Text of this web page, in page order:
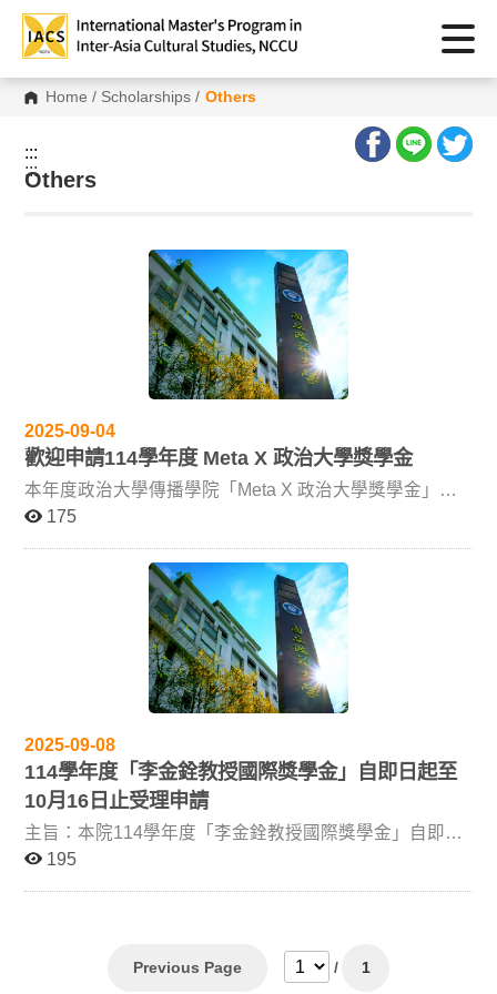
Home / Scholarships / Others
:::
:::
Others
2025-09-04
歡迎申請114學年度 Meta X 政治大學獎學金
本年度政治大學傳播學院「Meta X 政治大學獎學金」自
114 年 9 月 3 日受理申請，至 114 年 11 月 7 日（星期
班學位論文獎學金 申請人研究主題需與大數據、元宇
宙、人工智慧或社群媒體等相關議題有關。獎學金設置辦
法、名額與金額、相關規定，請詳閱附件 「Meta X 政治
大學獎學金設置要點」；申請表格亦附於本文附件。 本
學程可推薦候選人名額如下： 碩士學位獎學金：至多推
刊發表論文獎學金：至多推薦 4 名 申請方式 有意申請的
同學，請於 114 年 11 月 7 日（星期五）中午 12:00 前，
將下列資料整併為 PDF 檔，以 email 寄
至 kohan@nccu.edu.tw 陳小姐收： 推薦表 論文或期刊內
文相關資料 本學程將依實際申請情況進行審查與推薦，
175
2025-09-08
114學年度「李金銓教授國際獎學金」自即日起至
10月16日止受理申請
主旨：本院114學年度「李金銓教授國際獎學金」自即日
起受理申請，請有意申請同學備妥申請文件，於114年10
(一) 本院在學學位生，在校修業1學期（含）以上； (二)
在學期間、且於申請日（含）前1年內參與實體國際移動
195
Previous Page / 1